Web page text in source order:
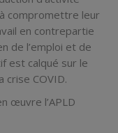
compromettre leur
en contrepartie
de l’emploi et de
est calqué sur le
crise COVID.
œuvre l’APLD